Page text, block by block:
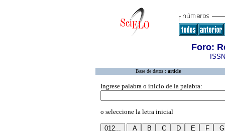
Foro:
Base de datos : article
Ingrese palabra o inicio de la palabra:
o seleccione la letra inicial